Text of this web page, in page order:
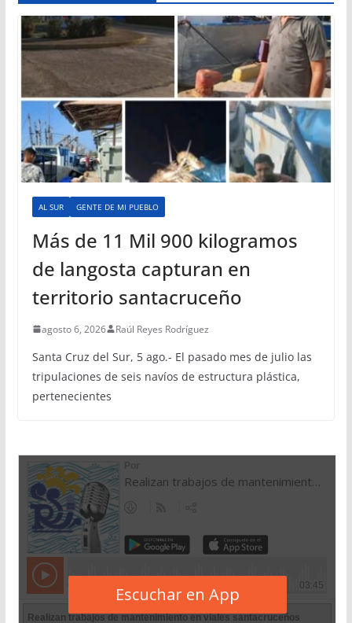
AL SUR GENTE DE MI PUEBLO
Más de 11 Mil 900 kilogramos
de langosta capturan en
territorio santacruceño
agosto 6, 2026 Raúl Reyes Rodríguez
Santa Cruz del Sur, 5 ago.- El pasado mes de julio las
tripulaciones de seis navíos de estructura plástica,
pertenecientes